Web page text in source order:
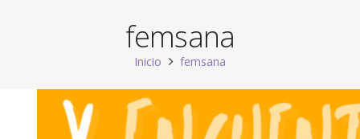
femsana
Inicio femsana